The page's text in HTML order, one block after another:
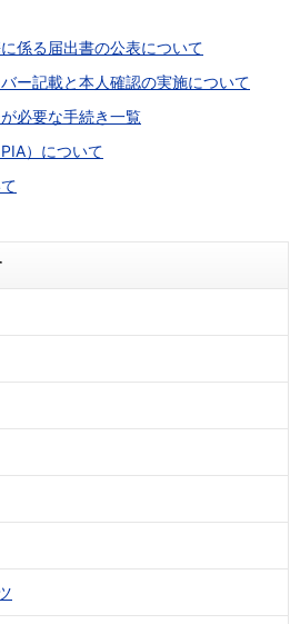
係る届出書の公表について
ー記載と本人確認の実施について
必要な手続き一覧
）について